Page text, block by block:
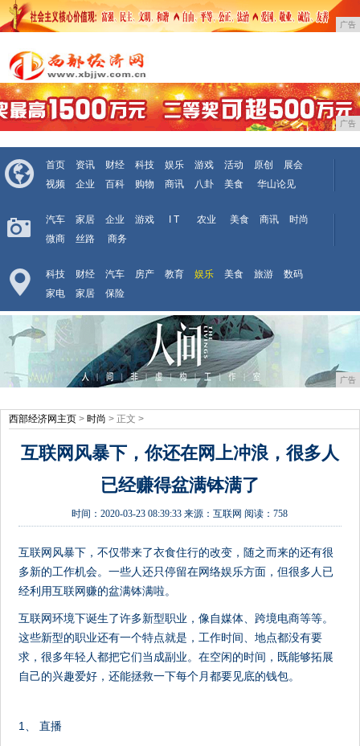
广告
广告
首页 资讯 财经 科技 娱乐 游戏 活动 原创
展会
视频
企业 百科 购物 商讯 八卦 美食 华山论见
汽车 家居 企业 游戏 I T 农业 美食 商讯
时尚
微商
丝路 商务
科技 财经 汽车 房产 教育 娱乐 美食 旅游
数码
家电
家居 保险
广告
西部经济网主页 > 时尚 > 正文 >
互联网风暴下，你还在网上冲浪，很多人
已经赚得盆满钵满了
时间：2020-03-23 08:39:33 来源：互联网 阅读：758
互联网风暴下，不仅带来了衣食住行的改变，随之而来的还有很
多新的工作机会。一些人还只停留在网络娱乐方面，但很多人已
经利用互联网赚的盆满钵满啦。
互联网环境下诞生了许多新型职业，像自媒体、跨境电商等等。
这些新型的职业还有一个特点就是，工作时间、地点都没有要
求，很多年轻人都把它们当成副业。在空闲的时间，既能够拓展
自己的兴趣爱好，还能拯救一下每个月都要见底的钱包。
1、 直播